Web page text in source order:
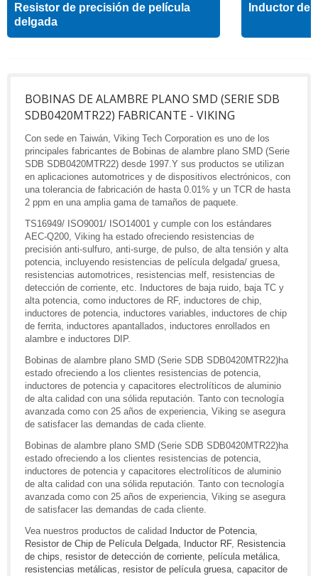
Resistor de precisión de película
delgada
Inductor de
BOBINAS DE ALAMBRE PLANO SMD (SERIE SDB
SDB0420MTR22) FABRICANTE - VIKING
Con sede en Taiwán, Viking Tech Corporation es uno de los
principales fabricantes de Bobinas de alambre plano SMD (Serie
SDB SDB0420MTR22) desde 1997.Y sus productos se utilizan
en aplicaciones automotrices y de dispositivos electrónicos, con
una tolerancia de fabricación de hasta 0.01% y un TCR de hasta
2 ppm en una amplia gama de tamaños de paquete.
TS16949/ ISO9001/ ISO14001 y cumple con los estándares
AEC-Q200, Viking ha estado ofreciendo resistencias de
precisión anti-sulfuro, anti-surge, de pulso, de alta tensión y alta
potencia, incluyendo resistencias de película delgada/ gruesa,
resistencias automotrices, resistencias melf, resistencias de
detección de corriente, etc. Inductores de baja ruido, baja TC y
alta potencia, como inductores de RF, inductores de chip,
inductores de potencia, inductores variables, inductores de chip
de ferrita, inductores apantallados, inductores enrollados en
alambre e inductores DIP.
Bobinas de alambre plano SMD (Serie SDB SDB0420MTR22)ha
estado ofreciendo a los clientes resistencias de potencia,
inductores de potencia y capacitores electrolíticos de aluminio
de alta calidad con una sólida reputación. Tanto con tecnología
avanzada como con 25 años de experiencia, Viking se asegura
de satisfacer las demandas de cada cliente.
Bobinas de alambre plano SMD (Serie SDB SDB0420MTR22)ha
estado ofreciendo a los clientes resistencias de potencia,
inductores de potencia y capacitores electrolíticos de aluminio
de alta calidad con una sólida reputación. Tanto con tecnología
avanzada como con 25 años de experiencia, Viking se asegura
de satisfacer las demandas de cada cliente.
Vea nuestros productos de calidad
Inductor de Potencia,
Resistor de Chip de Película Delgada, Inductor RF, Resistencia
de chips, resistor de detección de corriente, película metálica,
resistencias metálicas, resistor de película gruesa, capacitor de